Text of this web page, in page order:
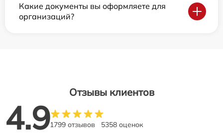
Какие документы вы оформляете для
организаций?
Отзывы клиентов
4.91799 отзывов 5358 оценок